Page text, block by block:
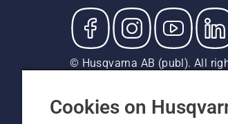
© Husqvarna AB (publ). All
är rekommenderade
Cookiepolicy
Cookies on